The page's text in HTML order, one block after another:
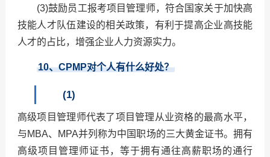
(3)鼓励员工报考项目管理师，符合国家关于加快高
技能人才队伍建设的相关政策，有利于提高企业高技能
人才的占比，增强企业人力资源实力。
10、CPMP对个人有什么好处？
(1)
高级项目管理师代表了项目管理从业资格的最高水平，
与MBA、MPA并列称为中国职场的三大黄金证书。拥有
高级项目管理师证书，等于拥有通往高薪职场的通行